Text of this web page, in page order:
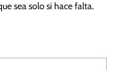
sea solo si hace falta.